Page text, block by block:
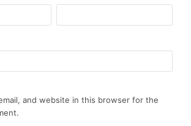
and website in this browser for the